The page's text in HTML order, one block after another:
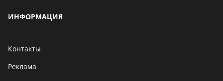
ИНФОРМАЦИЯ
Контакты
Реклама